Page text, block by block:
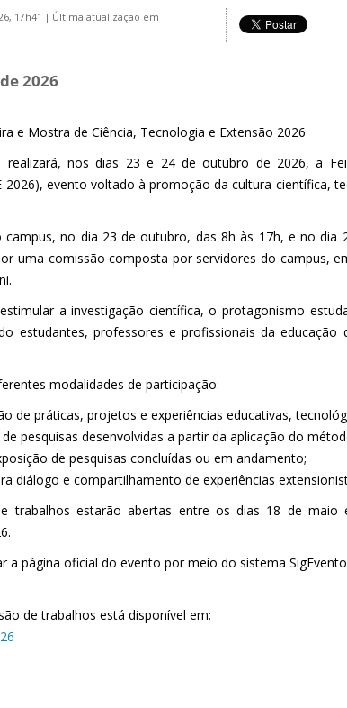
17h41 | Última atualização em
2026
e Mostra de Ciência, Tecnologia e Extensão 2026
realizará, nos dias 23 e 24 de outubro de 2026, a
2026), evento voltado à promoção da cultura científica,
no dia 23 de outubro, das 8h às 17h, e no dia
uma comissão composta por servidores do campus,
a investigação científica, o protagonismo
estudantes, professores e profissionais da educação
modalidades de participação:
de práticas, projetos e experiências educativas,
pesquisas desenvolvidas a partir da aplicação do
de pesquisas concluídas ou em andamento;
diálogo e compartilhamento de experiências
trabalhos estarão abertas entre os dias 18 de
a página oficial do evento por meio do sistema
de trabalhos está disponível em: